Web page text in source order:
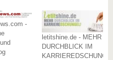
-
letitshine.de - MEHR
DURCHBLICK IM